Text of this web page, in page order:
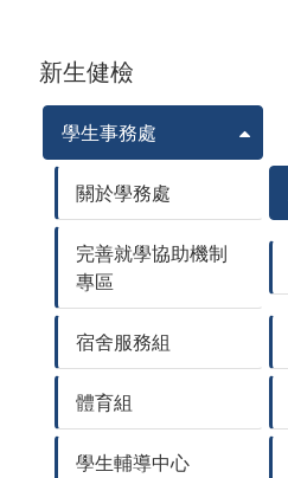
新生健檢
學生事務處
關於學務處
完善就學協助機制
專區
宿舍服務組
體育組
學生輔導中心